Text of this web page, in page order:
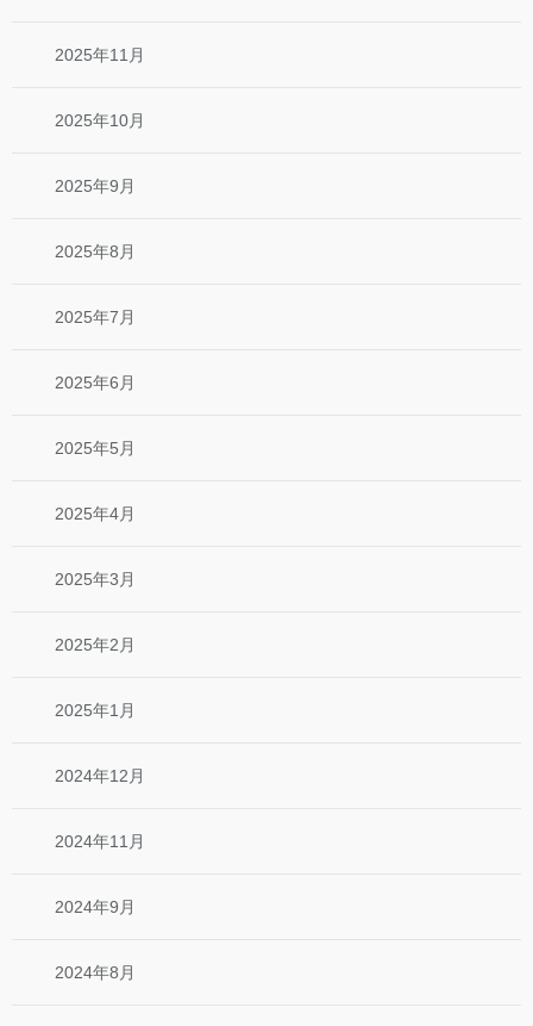
2025年11月
2025年10月
2025年9月
2025年8月
2025年7月
2025年6月
2025年5月
2025年4月
2025年3月
2025年2月
2025年1月
2024年12月
2024年11月
2024年9月
2024年8月